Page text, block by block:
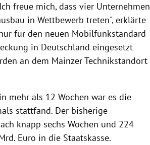
freue mich, dass vier Unternehmen
in Wettbewerb treten", erklärte
für den neuen Mobilfunkstandard
in Deutschland eingesetzt
an dem Mainzer Technikstandort
mehr als 12 Wochen war es die
stattfand. Der bisherige
knapp sechs Wochen und 224
Euro in die Staatskasse.